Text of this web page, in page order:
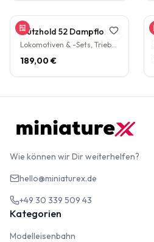
Gützhold 52 Dampflokomotive 32 700 DB Tender Epoche III DC NEM H0 1:87
Lokomotiven & -Sets, Triebwagen
189,00 €
Wie können wir Dir weiterhelfen?
hello@miniaturex.de
+49 30 339 509 43
Kategorien
Modelleisenbahn